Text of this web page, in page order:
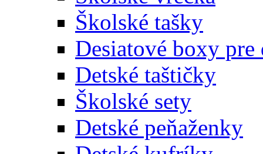
Školské tašky
Desiatové boxy pre
Detské taštičky
Školské sety
Detské peňaženky